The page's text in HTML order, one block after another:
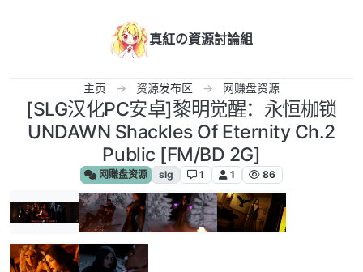
真紅の資源討論組
主页 资源发布区 网赚盘资源
[SLG汉化PC安卓]黎明觉醒：永恒枷锁
UNDAWN Shackles Of Eternity Ch.2
Public [FM/BD 2G]
网赚盘资源 slg 1 1 86